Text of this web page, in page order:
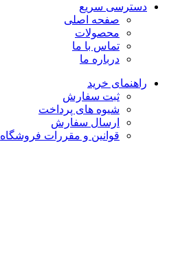
دسترسی سریع
صفحه اصلی
محصولات
تماس با ما
درباره ما
راهنمای خرید
ثبت سفارش
شیوه های پرداخت
ارسال سفارش
قوانین و مقررات فروشگاه